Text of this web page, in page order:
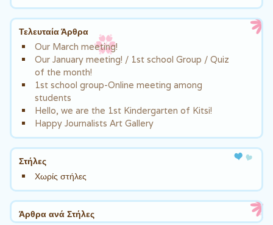
Τελευταία Άρθρα
Our March meeting!
Our January meeting! / 1st school Group / Quiz
of the month!
1st school group-Online meeting among
students
Hello, we are the 1st Kindergarten of Kitsi!
Happy Journalists Art Gallery
Στήλες
Χωρίς στήλες
Άρθρα ανά Στήλες